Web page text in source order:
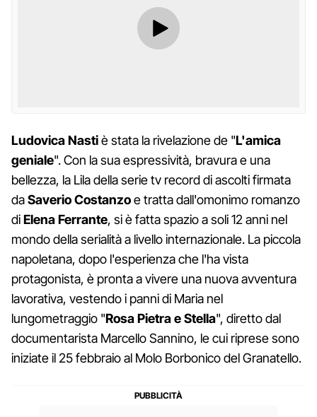
Ludovica Nastiè stata la rivelazione de "L'amica
geniale". Con la sua espressività, bravura e una
bellezza, la Lila della serie tv record di ascolti firmata
daSaverio Costanzoe tratta dall'omonimo romanzo
diElena Ferrante, si è fatta spazio a soli 12 anni nel
mondo della serialità a livello internazionale. La piccola
napoletana, dopo l'esperienza che l'ha vista
protagonista, è pronta a vivere una nuova avventura
lavorativa, vestendo i panni di Maria nel
lungometraggio "Rosa Pietra e Stella", diretto dal
documentarista Marcello Sannino, le cui riprese sono
iniziate il 25 febbraio al Molo Borbonico del Granatello.